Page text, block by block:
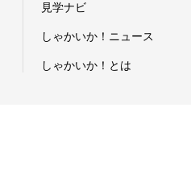
見学ナビ
しゃかいか！ニュース
しゃかいか！とは